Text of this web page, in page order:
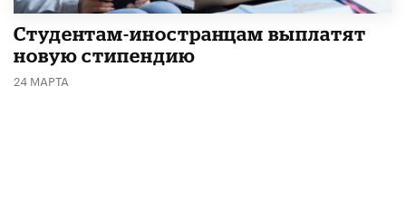
Студентам-иностранцам выплатят
новую стипендию
24 МАРТА